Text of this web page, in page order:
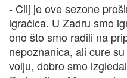
- Cilj je ove sezone
igračica. U Zadru smo
ono što smo radili na
nepoznanica, ali cure
volju, dobro smo